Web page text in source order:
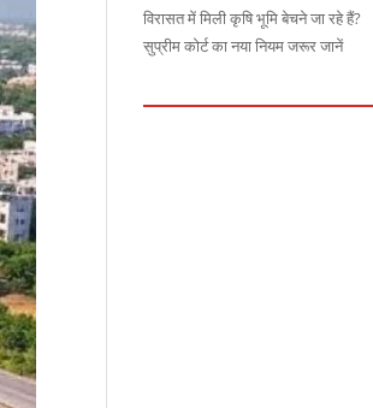
विरासत में मिली कृषि भूमि बेचने जा रहे हैं?
सुप्रीम कोर्ट का नया नियम जरूर जानें